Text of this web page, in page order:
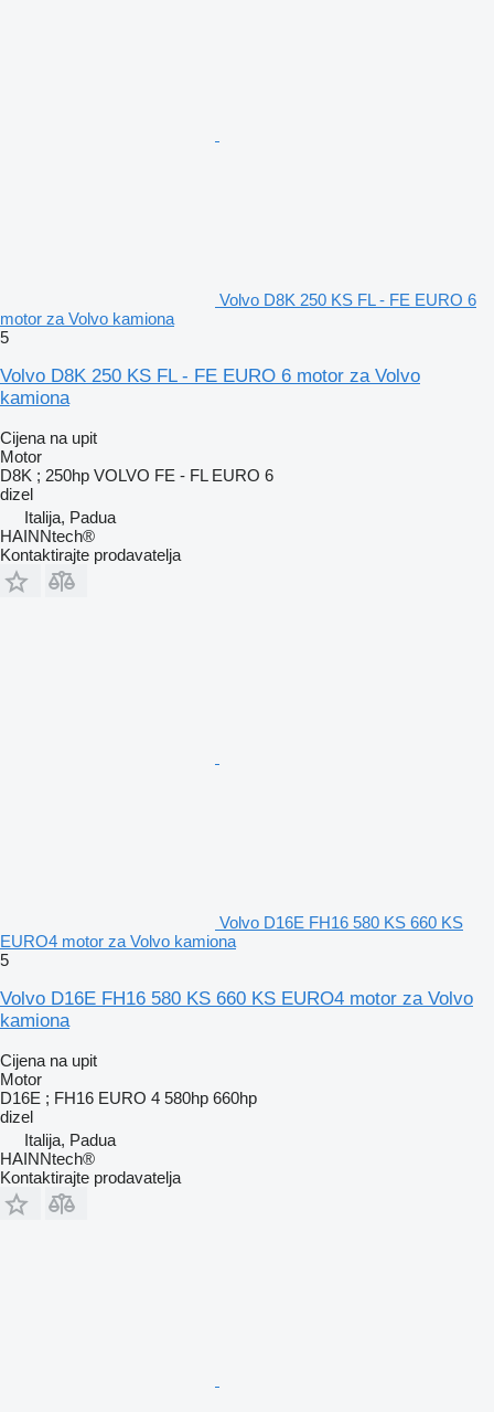
Volvo D8K 250 KS FL - FE EURO 6
motor za Volvo kamiona
5
Volvo D8K 250 KS FL - FE EURO 6 motor za Volvo
kamiona
Cijena na upit
Motor
D8K ; 250hp VOLVO FE - FL EURO 6
dizel
Italija, Padua
HAINNtech®
Kontaktirajte prodavatelja
Volvo D16E FH16 580 KS 660 KS
EURO4 motor za Volvo kamiona
5
Volvo D16E FH16 580 KS 660 KS EURO4 motor za Volvo
kamiona
Cijena na upit
Motor
D16E ; FH16 EURO 4 580hp 660hp
dizel
Italija, Padua
HAINNtech®
Kontaktirajte prodavatelja